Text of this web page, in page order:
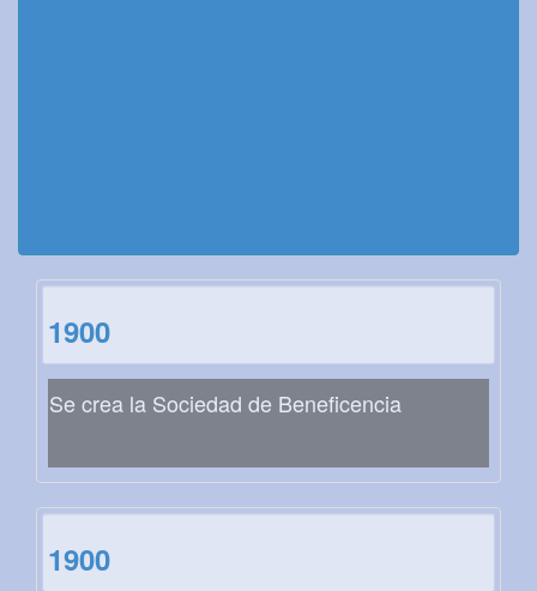
1900
Se crea la Sociedad de Beneficencia
1900